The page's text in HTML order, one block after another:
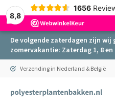
8,8
1656
De volgende zaterdagen zijn wij
zomervakantie: Zaterdag 1, 8
Verzending in Nederland & België